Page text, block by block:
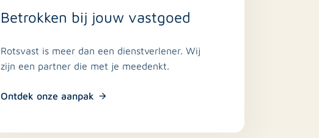
Betrokken bij jouw vastgoed
Rotsvast is meer dan een dienstverlener. Wij
zijn een partner die met je meedenkt.
Ontdek onze aanpak